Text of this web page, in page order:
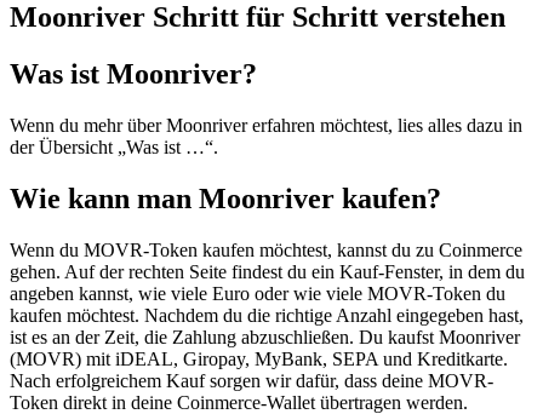
Moonriver Schritt für Schritt verstehen
Was ist Moonriver?
Wenn du mehr über Moonriver erfahren möchtest, lies alles dazu in
der Übersicht „Was ist …“.
Wie kann man Moonriver kaufen?
Wenn du MOVR-Token kaufen möchtest, kannst du zu Coinmerce
gehen. Auf der rechten Seite findest du ein Kauf-Fenster, in dem du
angeben kannst, wie viele Euro oder wie viele MOVR-Token du
kaufen möchtest. Nachdem du die richtige Anzahl eingegeben hast,
ist es an der Zeit, die Zahlung abzuschließen. Du kaufst Moonriver
(MOVR) mit iDEAL, Giropay, MyBank, SEPA und Kreditkarte.
Nach erfolgreichem Kauf sorgen wir dafür, dass deine MOVR-
Token direkt in deine Coinmerce-Wallet übertragen werden.